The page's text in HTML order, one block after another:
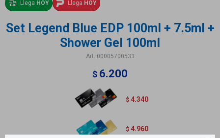
Llega HOY Llega HOY
Set Legend Blue EDP 100ml + 7.5ml +
Shower Gel 100ml
00005700533
$ 6.200
$ 4.340
$ 4.960